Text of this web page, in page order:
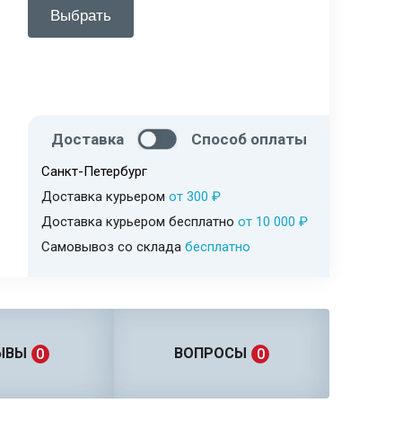
Выбрать
Доставка Способ оплаты
Санкт-Петербург
Доставка курьером от 300 ₽
Доставка курьером бесплатно от 10 000 ₽
Самовывоз со склада бесплатно
0 ВОПРОСЫ 0